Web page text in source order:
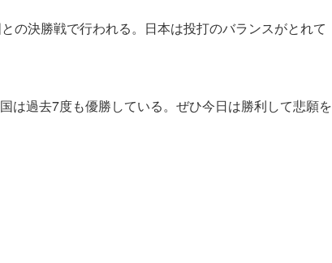
の決勝戦で行われる。日本は投打のバランスがとれて
は過去7度も優勝している。ぜひ今日は勝利して悲願を